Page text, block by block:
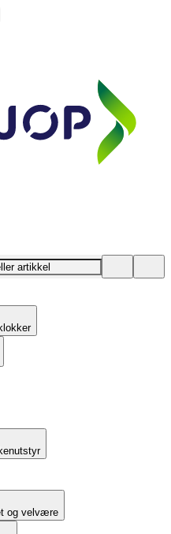
og velvære